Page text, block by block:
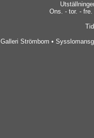
Ons. - tor. -
Galleri Strömbom •